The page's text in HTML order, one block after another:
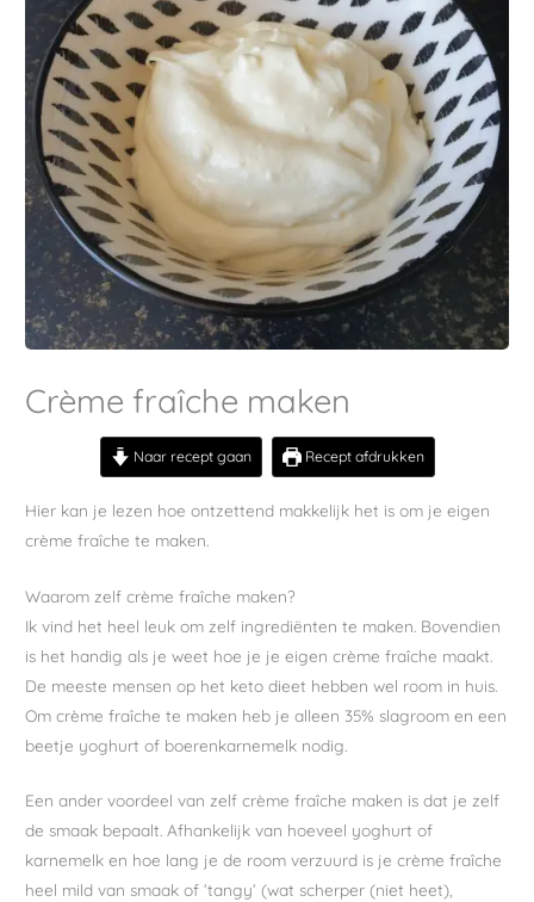
Crème fraîche maken
Naar recept gaan Recept afdrukken
Hier kan je lezen hoe ontzettend makkelijk het is om je eigen
crème fraîche te maken.
Waarom zelf crème fraîche maken?
Ik vind het heel leuk om zelf ingrediënten te maken. Bovendien
is het handig als je weet hoe je je eigen crème fraîche maakt.
De meeste mensen op het keto dieet hebben wel room in huis.
Om crème fraîche te maken heb je alleen 35% slagroom en een
beetje yoghurt of boerenkarnemelk nodig.
Een ander voordeel van zelf crème fraîche maken is dat je zelf
de smaak bepaalt. Afhankelijk van hoeveel yoghurt of
karnemelk en hoe lang je de room verzuurd is je crème fraîche
heel mild van smaak of ’tangy’ (wat scherper (niet heet),